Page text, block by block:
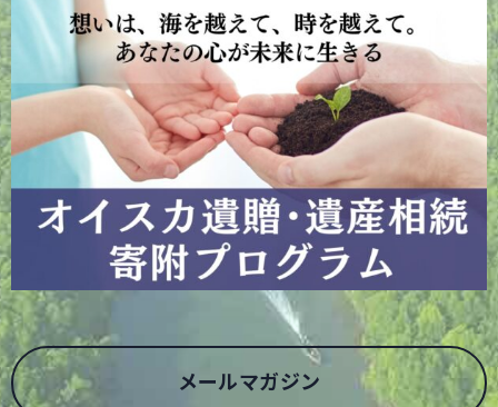
メールマガジン